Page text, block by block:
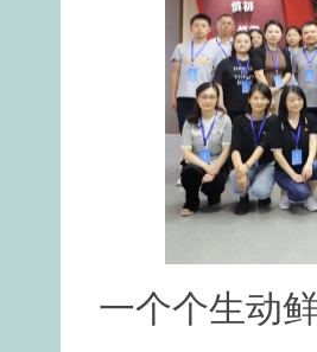
一个个生动